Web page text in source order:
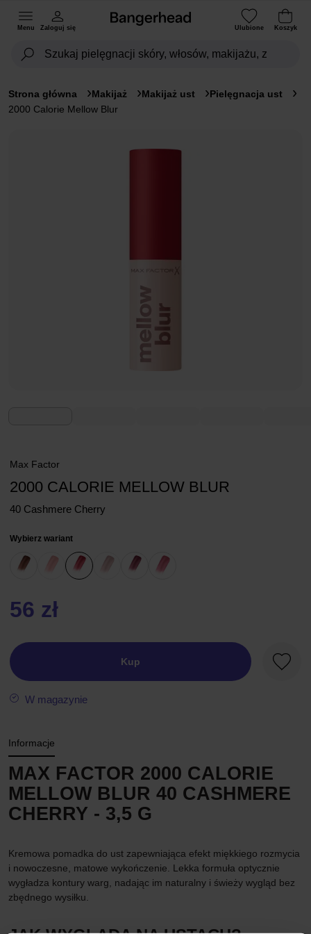
Menu Zaloguj się Ulubione Koszyk
Strona główna Makijaż Makijaż ust
Pielęgnacja ust
2000 Calorie Mellow Blur
Max Factor
2000 CALORIE MELLOW BLUR
40 Cashmere Cherry
Wybierz wariant
56 zł
Kup
W magazynie
Informacje
MAX FACTOR 2000 CALORIE
MELLOW BLUR 40 CASHMERE
CHERRY - 3,5 G
Kremowa pomadka do ust zapewniająca efekt miękkiego rozmycia
i nowoczesne, matowe wykończenie. Lekka formuła optycznie
wygładza kontury warg, nadając im naturalny i świeży wygląd bez
zbędnego wysiłku.